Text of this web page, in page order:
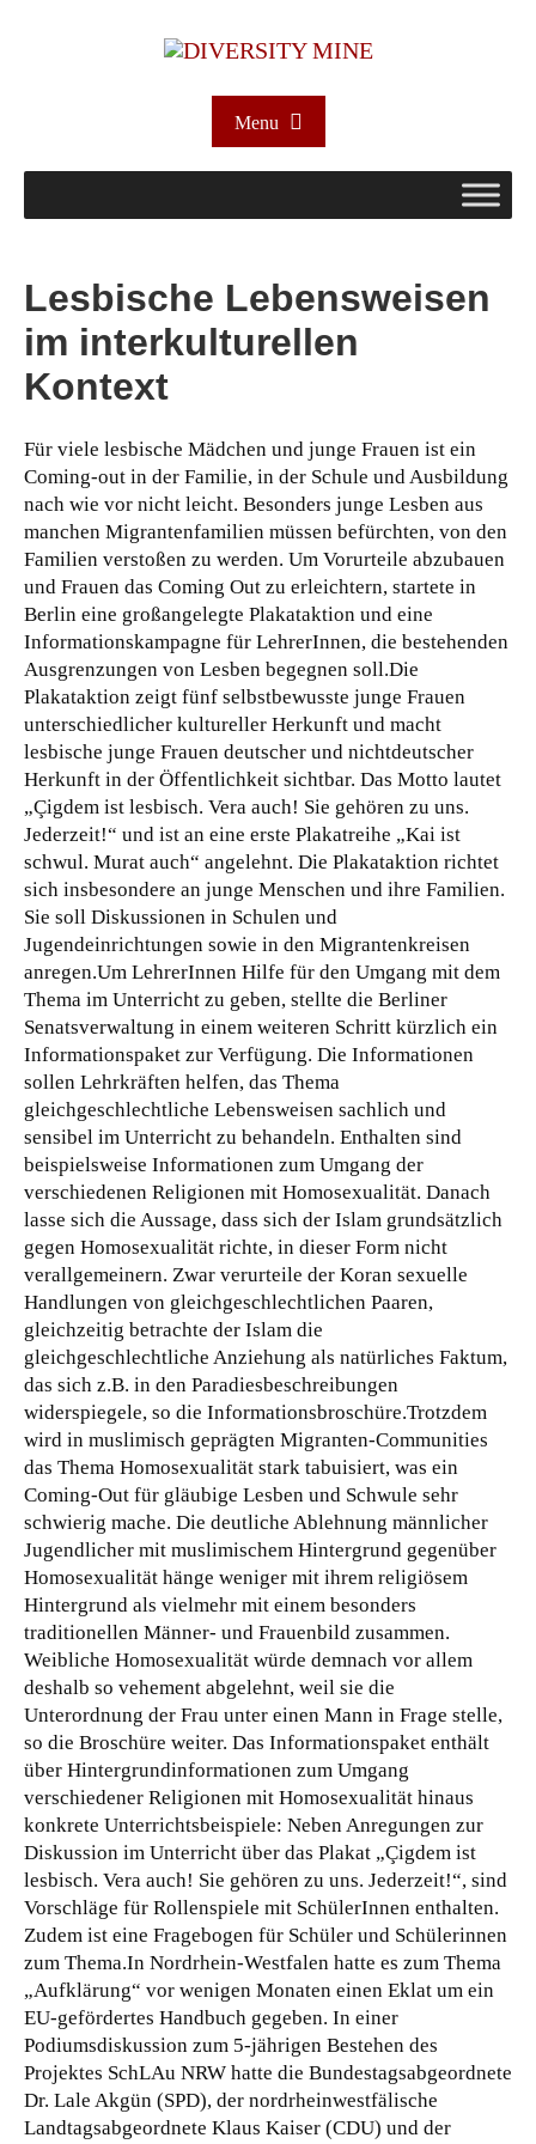
Menu
Lesbische Lebensweisen
im interkulturellen
Kontext
Für viele lesbische Mädchen und junge Frauen ist ein
Coming-out in der Familie, in der Schule und Ausbildung
nach wie vor nicht leicht. Besonders junge Lesben aus
manchen Migrantenfamilien müssen befürchten, von den
Familien verstoßen zu werden. Um Vorurteile abzubauen
und Frauen das Coming Out zu erleichtern, startete in
Berlin eine großangelegte Plakataktion und eine
Informationskampagne für LehrerInnen, die bestehenden
Ausgrenzungen von Lesben begegnen soll.Die
Plakataktion zeigt fünf selbstbewusste junge Frauen
unterschiedlicher kultureller Herkunft und macht
lesbische junge Frauen deutscher und nichtdeutscher
Herkunft in der Öffentlichkeit sichtbar. Das Motto lautet
„Çigdem ist lesbisch. Vera auch! Sie gehören zu uns.
Jederzeit!“ und ist an eine erste Plakatreihe „Kai ist
schwul. Murat auch“ angelehnt. Die Plakataktion richtet
sich insbesondere an junge Menschen und ihre Familien.
Sie soll Diskussionen in Schulen und
Jugendeinrichtungen sowie in den Migrantenkreisen
anregen.Um LehrerInnen Hilfe für den Umgang mit dem
Thema im Unterricht zu geben, stellte die Berliner
Senatsverwaltung in einem weiteren Schritt kürzlich ein
Informationspaket zur Verfügung. Die Informationen
sollen Lehrkräften helfen, das Thema
gleichgeschlechtliche Lebensweisen sachlich und
sensibel im Unterricht zu behandeln. Enthalten sind
beispielsweise Informationen zum Umgang der
verschiedenen Religionen mit Homosexualität. Danach
lasse sich die Aussage, dass sich der Islam grundsätzlich
gegen Homosexualität richte, in dieser Form nicht
verallgemeinern. Zwar verurteile der Koran sexuelle
Handlungen von gleichgeschlechtlichen Paaren,
gleichzeitig betrachte der Islam die
gleichgeschlechtliche Anziehung als natürliches Faktum,
das sich z.B. in den Paradiesbeschreibungen
widerspiegele, so die Informationsbroschüre.Trotzdem
wird in muslimisch geprägten Migranten-Communities
das Thema Homosexualität stark tabuisiert, was ein
Coming-Out für gläubige Lesben und Schwule sehr
schwierig mache. Die deutliche Ablehnung männlicher
Jugendlicher mit muslimischem Hintergrund gegenüber
Homosexualität hänge weniger mit ihrem religiösem
Hintergrund als vielmehr mit einem besonders
traditionellen Männer- und Frauenbild zusammen.
Weibliche Homosexualität würde demnach vor allem
deshalb so vehement abgelehnt, weil sie die
Unterordnung der Frau unter einen Mann in Frage stelle,
so die Broschüre weiter. Das Informationspaket enthält
über Hintergrundinformationen zum Umgang
verschiedener Religionen mit Homosexualität hinaus
konkrete Unterrichtsbeispiele: Neben Anregungen zur
Diskussion im Unterricht über das Plakat „Çigdem ist
lesbisch. Vera auch! Sie gehören zu uns. Jederzeit!“, sind
Vorschläge für Rollenspiele mit SchülerInnen enthalten.
Zudem ist eine Fragebogen für Schüler und Schülerinnen
zum Thema.In Nordrhein-Westfalen hatte es zum Thema
„Aufklärung“ vor wenigen Monaten einen Eklat um ein
EU-gefördertes Handbuch gegeben. In einer
Podiumsdiskussion zum 5-jährigen Bestehen des
Projektes SchLAu NRW hatte die Bundestagsabgeordnete
Dr. Lale Akgün (SPD), der nordrheinwestfälische
Landtagsabgeordnete Klaus Kaiser (CDU) und der